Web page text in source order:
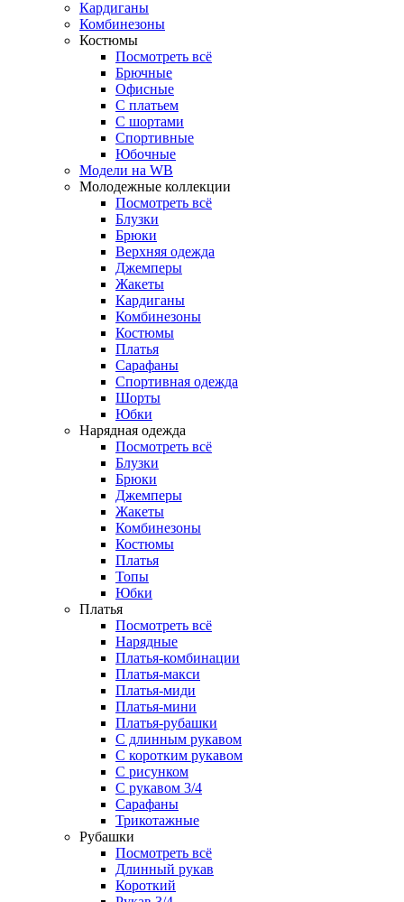
Кардиганы
Комбинезоны
Костюмы
Посмотреть всё
Брючные
Офисные
С платьем
С шортами
Спортивные
Юбочные
Модели на WB
Молодежные коллекции
Посмотреть всё
Блузки
Брюки
Верхняя одежда
Джемперы
Жакеты
Кардиганы
Комбинезоны
Костюмы
Платья
Сарафаны
Спортивная одежда
Шорты
Юбки
Нарядная одежда
Посмотреть всё
Блузки
Брюки
Джемперы
Жакеты
Комбинезоны
Костюмы
Платья
Топы
Юбки
Платья
Посмотреть всё
Нарядные
Платья-комбинации
Платья-макси
Платья-миди
Платья-мини
Платья-рубашки
С длинным рукавом
С коротким рукавом
С рисунком
С рукавом 3/4
Сарафаны
Трикотажные
Рубашки
Посмотреть всё
Длинный рукав
Короткий